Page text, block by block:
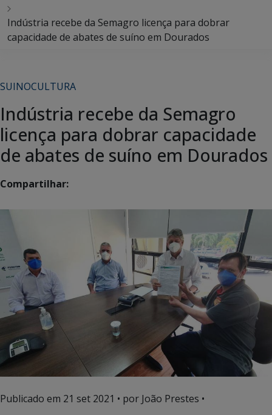
Indústria recebe da Semagro licença para dobrar
capacidade de abates de suíno em Dourados
SUINOCULTURA
Indústria recebe da Semagro
licença para dobrar capacidade
de abates de suíno em Dourados
Compartilhar:
Publicado em 21 set 2021 • por João Prestes •